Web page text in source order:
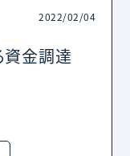
2022/02/04
資金調達